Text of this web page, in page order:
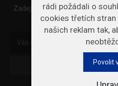
rádi požádali o
cookies třetích
našich reklam tak,
Povolit
Zadejte váš email a my Vám
informace,